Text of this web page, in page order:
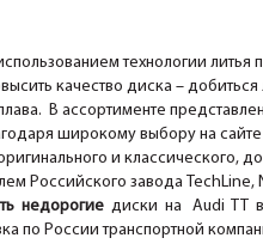
технологии литья
качество диска –
В ассортименте
широкому выбору на
и классического,
Российского завода TechLine,
недорогие диски на Audi TT
по России транспортной